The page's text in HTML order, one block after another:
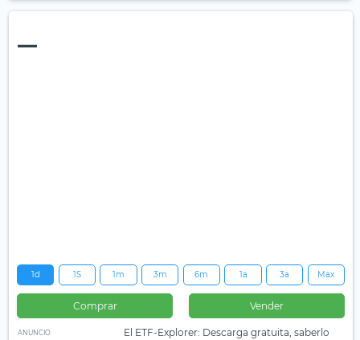
—
1d 1S 1m 3m 6m 1a 3a Max
Comprar Vender
ANUNCIO
El ETF-Explorer: Descarga gratuita, saberlo